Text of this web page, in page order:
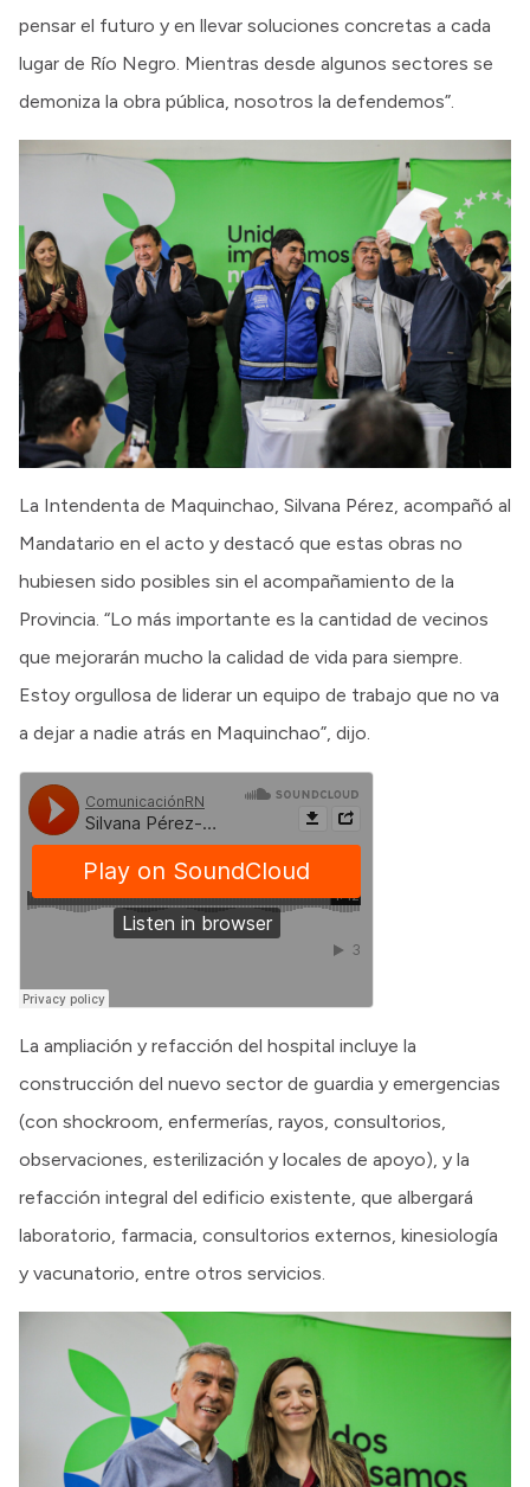
pensar el futuro y en llevar soluciones concretas a cada
lugar de Río Negro. Mientras desde algunos sectores se
demoniza la obra pública, nosotros la defendemos”.
La Intendenta de Maquinchao, Silvana Pérez, acompañó al
Mandatario en el acto y destacó que estas obras no
hubiesen sido posibles sin el acompañamiento de la
Provincia. “Lo más importante es la cantidad de vecinos
que mejorarán mucho la calidad de vida para siempre.
Estoy orgullosa de liderar un equipo de trabajo que no va
a dejar a nadie atrás en Maquinchao”, dijo.
La ampliación y refacción del hospital incluye la
construcción del nuevo sector de guardia y emergencias
(con shockroom, enfermerías, rayos, consultorios,
observaciones, esterilización y locales de apoyo), y la
refacción integral del edificio existente, que albergará
laboratorio, farmacia, consultorios externos, kinesiología
y vacunatorio, entre otros servicios.